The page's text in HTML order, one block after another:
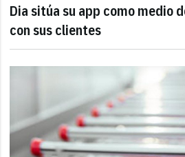
Dia sitúa su app como medio
con sus clientes